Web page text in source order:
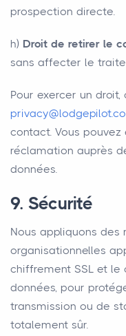
prospection directe.
h) Droit de retirer le
sans affecter le
Pour exercer un
contact. Vous
réclamation auprès
données.
9. Sécurité
Nous appliquons des
organisationnelles
chiffrement SSL et
données, pour
transmission ou de
totalement sûr.